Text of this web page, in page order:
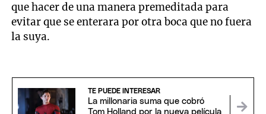
que hacer de una manera premeditada para
evitar que se enterara por otra boca que no fuera
la suya.
TE PUEDE INTERESAR
La millonaria suma que cobró
Tom Holland por la nueva película